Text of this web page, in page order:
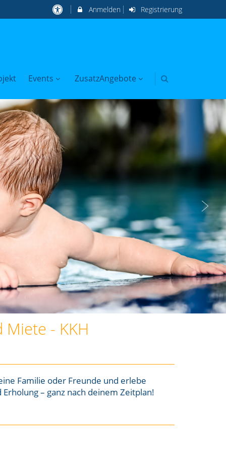
Anmelden Registrierung
Events ZusatzAngebote
- KKH
Familie oder Freunde und erlebe
– ganz nach deinem Zeitplan!